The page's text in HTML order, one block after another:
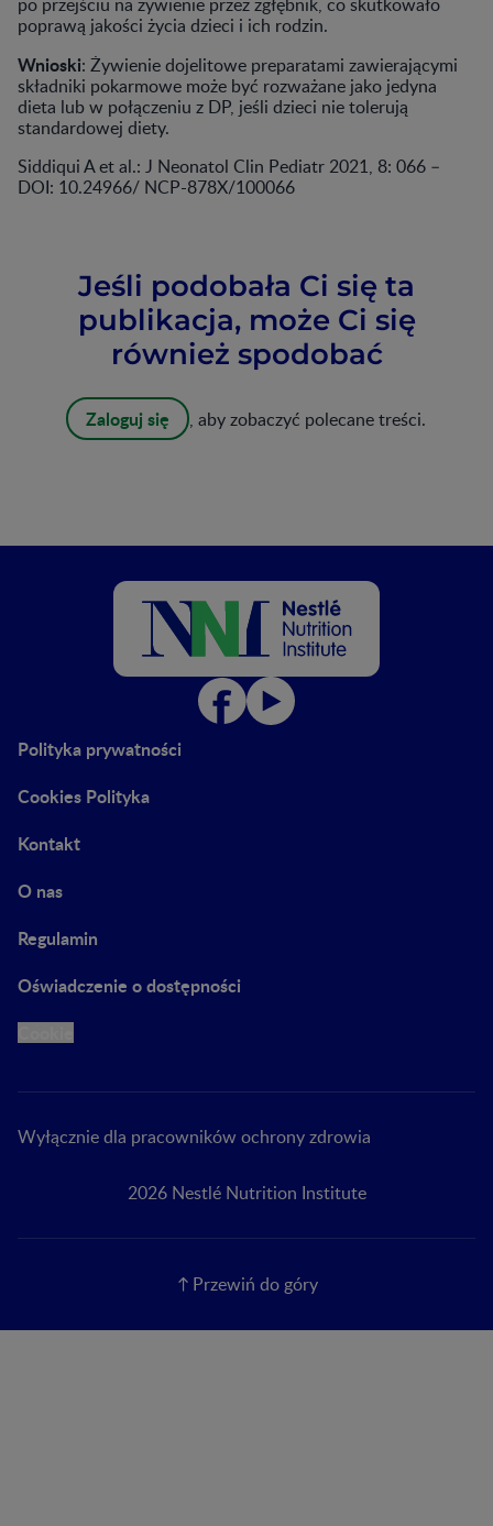
poprawą jakości życia dzieci i ich rodzin.
Wnioski: Żywienie dojelitowe preparatami zawierającymi
składniki pokarmowe może być rozważane jako jedyna
dieta lub w połączeniu z DP, jeśli dzieci nie tolerują
standardowej diety.
Siddiqui A et al.: J Neonatol Clin Pediatr 2021, 8: 066 –
DOI: 10.24966/ NCP-878X/100066
Jeśli podobała Ci się ta
publikacja, może Ci się
również spodobać
Zaloguj się , aby zobaczyć polecane treści.
Polityka prywatności
Cookies Polityka
Kontakt
O nas
Regulamin
Oświadczenie o dostępności
Wyłącznie dla pracowników ochrony zdrowia
2026 Nestlé Nutrition Institute
Przewiń do góry